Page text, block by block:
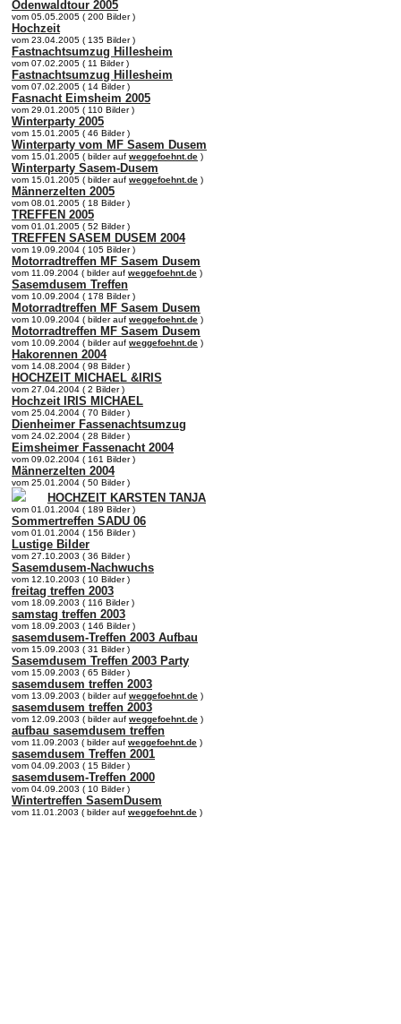
Odenwaldtour 2005
vom 05.05.2005 ( 200 Bilder )
Hochzeit
vom 23.04.2005 ( 135 Bilder )
Fastnachtsumzug Hillesheim
vom 07.02.2005 ( 11 Bilder )
Fastnachtsumzug Hillesheim
vom 07.02.2005 ( 14 Bilder )
Fasnacht Eimsheim 2005
vom 29.01.2005 ( 110 Bilder )
Winterparty 2005
vom 15.01.2005 ( 46 Bilder )
Winterparty vom MF Sasem Dusem
vom 15.01.2005 ( bilder auf weggefoehnt.de )
Winterparty Sasem-Dusem
vom 15.01.2005 ( bilder auf weggefoehnt.de )
Männerzelten 2005
vom 08.01.2005 ( 18 Bilder )
TREFFEN 2005
vom 01.01.2005 ( 52 Bilder )
TREFFEN SASEM DUSEM 2004
vom 19.09.2004 ( 105 Bilder )
Motorradtreffen MF Sasem Dusem
vom 11.09.2004 ( bilder auf weggefoehnt.de )
Sasemdusem Treffen
vom 10.09.2004 ( 178 Bilder )
Motorradtreffen MF Sasem Dusem
vom 10.09.2004 ( bilder auf weggefoehnt.de )
Motorradtreffen MF Sasem Dusem
vom 10.09.2004 ( bilder auf weggefoehnt.de )
Hakorennen 2004
vom 14.08.2004 ( 98 Bilder )
HOCHZEIT MICHAEL &IRIS
vom 27.04.2004 ( 2 Bilder )
Hochzeit IRIS MICHAEL
vom 25.04.2004 ( 70 Bilder )
Dienheimer Fassenachtsumzug
vom 24.02.2004 ( 28 Bilder )
Eimsheimer Fassenacht 2004
vom 09.02.2004 ( 161 Bilder )
Männerzelten 2004
vom 25.01.2004 ( 50 Bilder )
HOCHZEIT KARSTEN TANJA
vom 01.01.2004 ( 189 Bilder )
Sommertreffen SADU 06
vom 01.01.2004 ( 156 Bilder )
Lustige Bilder
vom 27.10.2003 ( 36 Bilder )
Sasemdusem-Nachwuchs
vom 12.10.2003 ( 10 Bilder )
freitag treffen 2003
vom 18.09.2003 ( 116 Bilder )
samstag treffen 2003
vom 18.09.2003 ( 146 Bilder )
sasemdusem-Treffen 2003 Aufbau
vom 15.09.2003 ( 31 Bilder )
Sasemdusem Treffen 2003 Party
vom 15.09.2003 ( 65 Bilder )
sasemdusem treffen 2003
vom 13.09.2003 ( bilder auf weggefoehnt.de )
sasemdusem treffen 2003
vom 12.09.2003 ( bilder auf weggefoehnt.de )
aufbau sasemdusem treffen
vom 11.09.2003 ( bilder auf weggefoehnt.de )
sasemdusem Treffen 2001
vom 04.09.2003 ( 15 Bilder )
sasemdusem-Treffen 2000
vom 04.09.2003 ( 10 Bilder )
Wintertreffen SasemDusem
vom 11.01.2003 ( bilder auf weggefoehnt.de )